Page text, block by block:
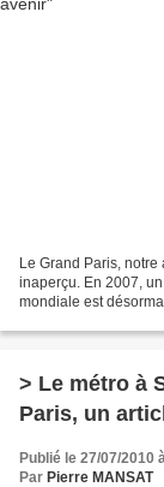
Le Grand Paris,
inaperçu. En 2007,
mondiale est
> Le métro à
Paris, un
Publié le 27/07/2010
Par Pierre MANSAT